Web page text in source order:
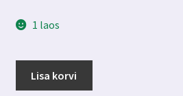
1 laos
Lisa korvi